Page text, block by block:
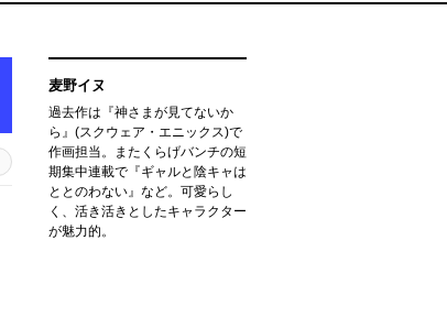
麦野イヌ
過去作は『神さまが見てないか
ら』(スクウェア・エニックス)で
作画担当。またくらげバンチの短
期集中連載で『ギャルと陰キャは
ととのわない』など。可愛らし
く、活き活きとしたキャラクター
が魅力的。